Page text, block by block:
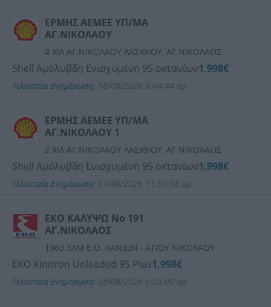
ΕΡΜΗΣ ΑΕΜΕΕ ΥΠ/ΜΑ
ΑΓ.ΝΙΚΟΛΑΟΥ
4 ΧΙΛ.ΑΓ.ΝΙΚΟΛΑΟΥ ΛΑΣΙΘΙΟΥ, ΑΓ ΝΙΚΟΛΑΟΣ
Shell Αμόλυβδη Ενισχυμένη 95 οκτανίων1,998€
Τελευταία Ενημέρωση: 08/08/2026 6:04:44 πμ
ΕΡΜΗΣ ΑΕΜΕΕ ΥΠ/ΜΑ
ΑΓ.ΝΙΚΟΛΑΟΥ 1
2 ΧΙΛ.ΑΓ.ΝΙΚΟΛΑΟΥ ΛΑΣΙΘΙΟΥ, ΑΓ ΝΙΚΟΛΑΟΣ
Shell Αμόλυβδη Ενισχυμένη 95 οκτανίων1,998€
Τελευταία Ενημέρωση: 07/08/2026 11:59:38 μμ
ΕΚΟ ΚΑΛΥΨΩ Νο 191
ΑΓ.ΝΙΚΟΛΑΟΣ
196ο ΧΛΜ Ε.Ο. ΧΑΝΙΩΝ - ΑΓΙΟΥ ΝΙΚΟΛΑΟΥ
ΕΚΟ Kinitron Unleaded 95 Plus1,998€
Τελευταία Ενημέρωση: 08/08/2026 6:23:00 πμ